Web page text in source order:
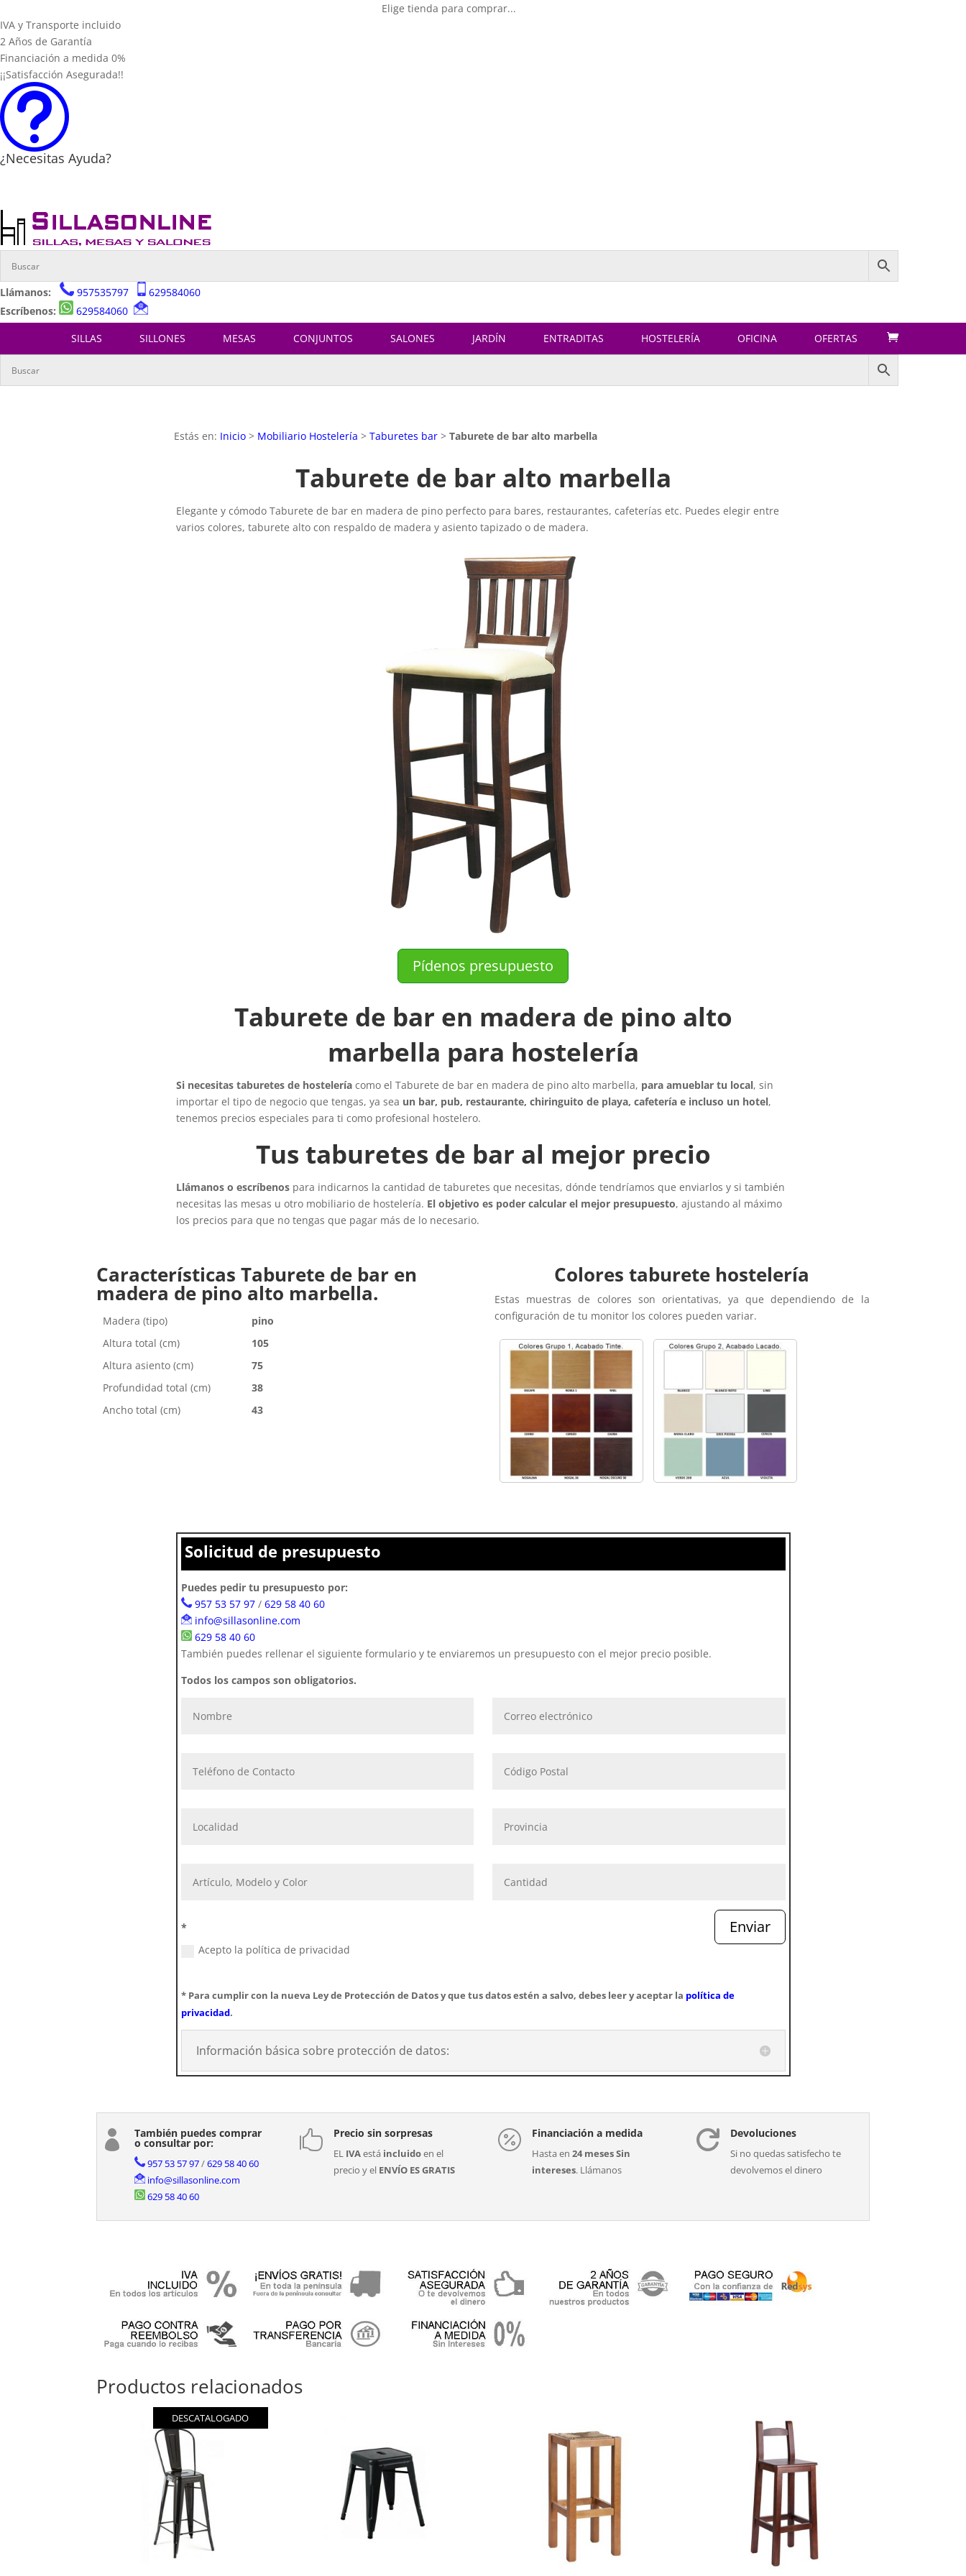
Elige tienda para comprar...
IVA y Transporte incluido
2 Años de Garantía
Financiación a medida 0%
¡¡Satisfacción Asegurada!!
t
¿Necesitas Ayuda?
Llámanos: 957535797
629584060
Escríbenos:
629584060
SILLAS SILLONES MESAS CONJUNTOS SALONES JARDÍN ENTRADITAS HOSTELERÍA OFICINA OFERTAS
Estás en: Inicio> Mobiliario Hostelería > Taburetes bar> Taburete de bar alto marbella
Taburete de bar alto marbella
Elegante y cómodo Taburete de bar en madera de pino perfecto para bares, restaurantes, cafeterías etc. Puedes elegir entre
varios colores, taburete alto con respaldo de madera y asiento tapizado o de madera.
Pídenos presupuesto
Taburete de bar en madera de pino alto
marbella para hostelería
Si necesitas taburetes de hostelería como el Taburete de bar en madera de pino alto marbella, para amueblar tu local, sin
importar el tipo de negocio que tengas, ya sea un bar, pub, restaurante, chiringuito de playa, cafetería e incluso un hotel,
tenemos precios especiales para ti como profesional hostelero.
Tus taburetes de bar al mejor precio
Llámanos o escríbenospara indicarnos la cantidad de taburetes que necesitas, dónde tendríamos que enviarlos y si también
necesitas las mesas u otro mobiliario de hostelería. El objetivo es poder calcular el mejor presupuesto, ajustando al máximo
los precios para que no tengas que pagar más de lo necesario.
Características Taburete de bar en
madera de pino alto marbella.
Madera (tipo)
pino
Altura total (cm)
105
Altura asiento (cm)
75
Profundidad total (cm)
38
Ancho total (cm)
43
Colores taburete hostelería
Estas muestras de colores son orientativas, ya que dependiendo de la
configuración de tu monitor los colores pueden variar.
Solicitud de presupuesto
Puedes pedir tu presupuesto por:
957 53 57 97/ 629 58 40 60
info@sillasonline.com
629 58 40 60
También puedes rellenar el siguiente formulario y te enviaremos un presupuesto con el mejor precio posible.
Todos los campos son obligatorios.
*
Acepto la política de privacidad
Enviar
* Para cumplir con la nueva Ley de Protección de Datos y que tus datos estén a salvo, debes leer y aceptar la política de
privacidad.
Información básica sobre protección de datos:
 También puedes comprar
o consultar por:
957 53 57 97/629 58 40 60
info@sillasonline.com
629 58 40 60
 Precio sin sorpresas
EL IVAestá incluidoen el
precio y el ENVÍO ES GRATIS
 Financiación a medida
Hasta en24 meses Sin
intereses. Llámanos
 Devoluciones
Si no quedas satisfecho te
devolvemos el dinero
Productos relacionados
DESCATALOGADO